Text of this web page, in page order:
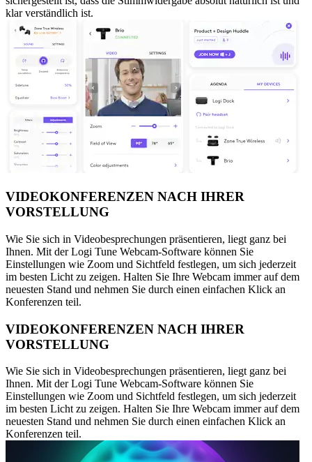
klar verständlich ist.
VIDEOKONFERENZEN NACH IHRER
VORSTELLUNG
Wie Sie sich in Videobesprechungen präsentieren, liegt ganz bei
Ihnen. Mit der Logi Tune Webcam-Software können Sie
Einstellungen wie Zoom und Sichtfeld festlegen, um sich jederzeit
im besten Licht zu zeigen. Halten Sie Ihre Webcam immer auf dem
neuesten Stand und nehmen Sie durch einen einfachen Klick an
Konferenzen teil.
VIDEOKONFERENZEN NACH IHRER
VORSTELLUNG
Wie Sie sich in Videobesprechungen präsentieren, liegt ganz bei
Ihnen. Mit der Logi Tune Webcam-Software können Sie
Einstellungen wie Zoom und Sichtfeld festlegen, um sich jederzeit
im besten Licht zu zeigen. Halten Sie Ihre Webcam immer auf dem
neuesten Stand und nehmen Sie durch einen einfachen Klick an
Konferenzen teil.